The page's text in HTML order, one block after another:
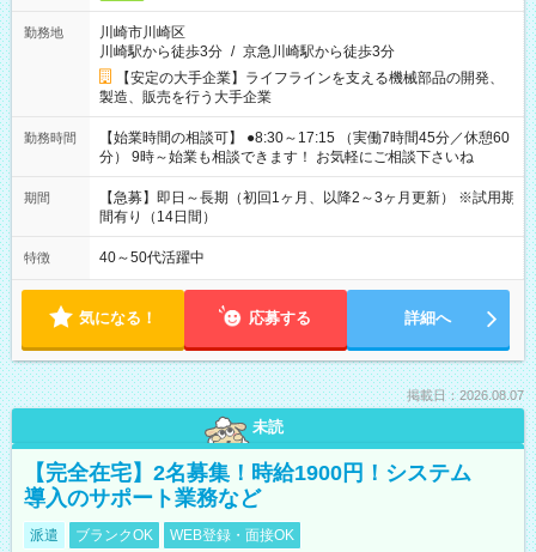
勤務地
川崎市川崎区
川崎駅から徒歩3分 / 京急川崎駅から徒歩3分
【安定の大手企業】ライフラインを支える機械部品の開発、
製造、販売を行う大手企業
勤務時間
【始業時間の相談可】 ●8:30～17:15 （実働7時間45分／休憩60
分） 9時～始業も相談できます！ お気軽にご相談下さいね
期間
【急募】即日～長期（初回1ヶ月、以降2～3ヶ月更新） ※試用期
間有り（14日間）
特徴 40～50代活躍中
気になる！ 応募する 詳細へ
掲載日：2026.08.07
未読
【完全在宅】2名募集！時給1900円！システム
導入のサポート業務など
派遣 ブランクOK WEB登録・面接OK